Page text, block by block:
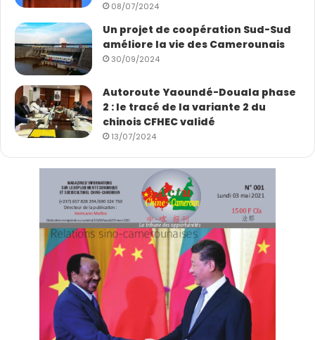
08/07/2024
Un projet de coopération Sud-Sud
améliore la vie des Camerounais
30/09/2024
Autoroute Yaoundé-Douala phase
2 : le tracé de la variante 2 du
chinois CFHEC validé
13/07/2024